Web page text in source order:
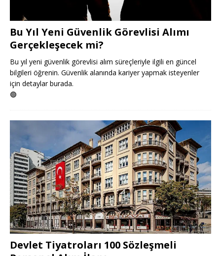
Bu Yıl Yeni Güvenlik Görevlisi Alımı
Gerçekleşecek mi?
Bu yıl yeni güvenlik görevlisi alım süreçleriyle ilgili en güncel
bilgileri öğrenin. Güvenlik alanında kariyer yapmak isteyenler
için detaylar burada.
🟢
Devlet Tiyatroları 100 Sözleşmeli